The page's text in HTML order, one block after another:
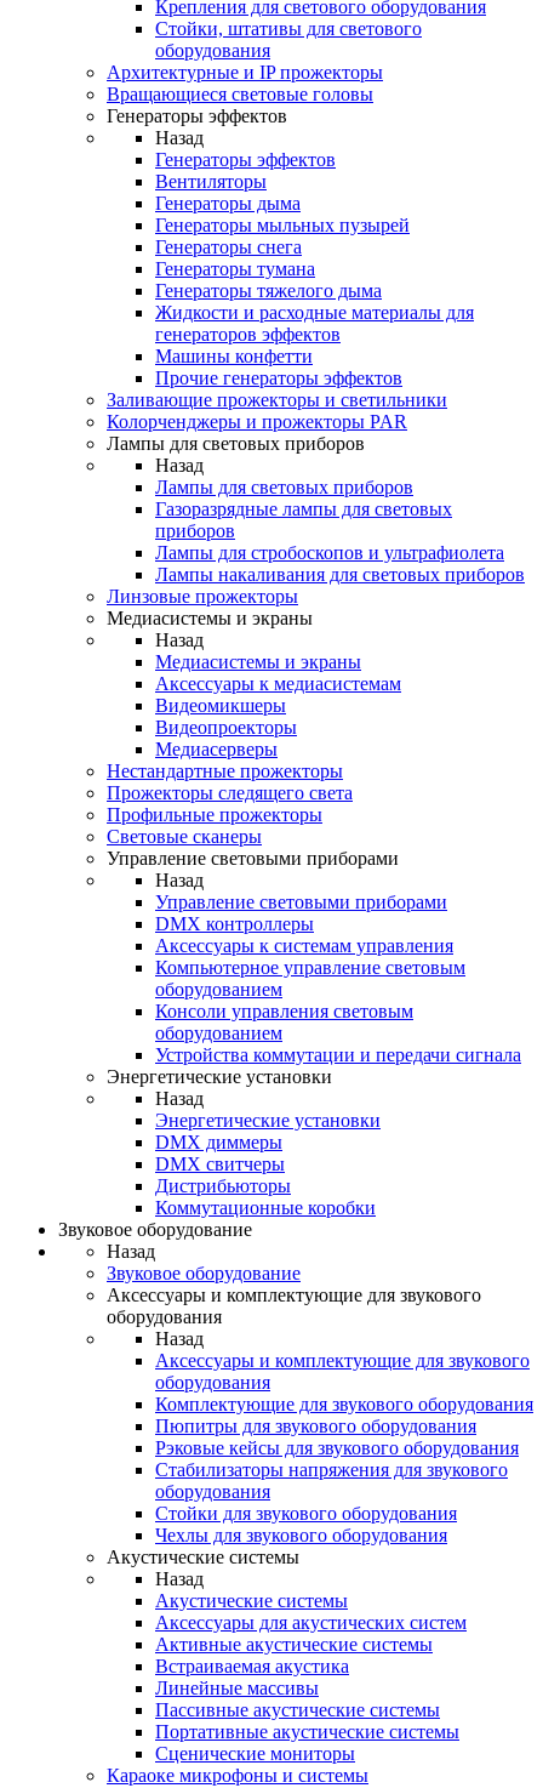
Крепления для светового оборудования
Стойки, штативы для светового
оборудования
Архитектурные и IP прожекторы
Вращающиеся световые головы
Генераторы эффектов
Назад
Генераторы эффектов
Вентиляторы
Генераторы дыма
Генераторы мыльных пузырей
Генераторы снега
Генераторы тумана
Генераторы тяжелого дыма
Жидкости и расходные материалы для
генераторов эффектов
Машины конфетти
Прочие генераторы эффектов
Заливающие прожекторы и светильники
Колорченджеры и прожекторы PAR
Лампы для световых приборов
Назад
Лампы для световых приборов
Газоразрядные лампы для световых
приборов
Лампы для стробоскопов и ультрафиолета
Лампы накаливания для световых приборов
Линзовые прожекторы
Медиасистемы и экраны
Назад
Медиасистемы и экраны
Аксессуары к медиасистемам
Видеомикшеры
Видеопроекторы
Медиасерверы
Нестандартные прожекторы
Прожекторы следящего света
Профильные прожекторы
Световые сканеры
Управление световыми приборами
Назад
Управление световыми приборами
DMX контроллеры
Аксессуары к системам управления
Компьютерное управление световым
оборудованием
Консоли управления световым
оборудованием
Устройства коммутации и передачи сигнала
Энергетические установки
Назад
Энергетические установки
DMX диммеры
DMX свитчеры
Дистрибьюторы
Коммутационные коробки
Звуковое оборудование
Назад
Звуковое оборудование
Аксессуары и комплектующие для звукового
оборудования
Назад
Аксессуары и комплектующие для звукового
оборудования
Комплектующие для звукового оборудования
Пюпитры для звукового оборудования
Рэковые кейсы для звукового оборудования
Стабилизаторы напряжения для звукового
оборудования
Стойки для звукового оборудования
Чехлы для звукового оборудования
Акустические системы
Назад
Акустические системы
Аксессуары для акустических систем
Активные акустические системы
Встраиваемая акустика
Линейные массивы
Пассивные акустические системы
Портативные акустические системы
Сценические мониторы
Караоке микрофоны и системы